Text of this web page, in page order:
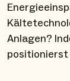
Anlagen?
positionierst